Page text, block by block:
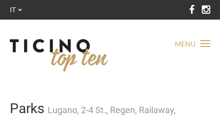
MENU
IT
Parks Lugano, 2-4 St., Regen, Railaway,